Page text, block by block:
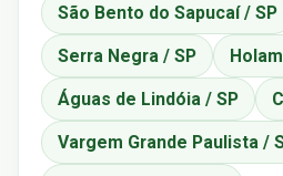
São Bento do Sapucaí / SP
Serra Negra / SP
Águas de Lindóia / SP
Vargem Grande Paulista /